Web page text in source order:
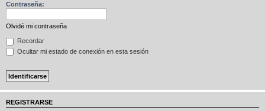
Contraseña:
Olvidé mi contraseña
Recordar
Ocultar mi estado de conexión en esta sesión
REGISTRARSE